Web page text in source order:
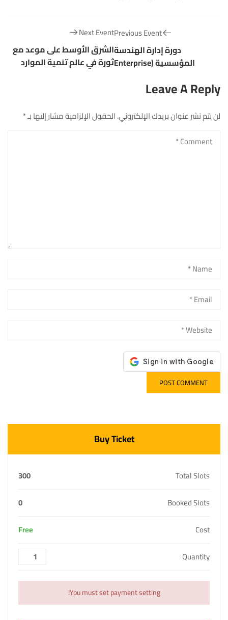
Previous Event
دورة إدارة الهندسة
المؤسسية (Enterprise
Next Event
الشرق الأوسط على موعد مع
ثورة في عالم تنمية الموارد
Leave A Reply
لن يتم نشر عنوان بريدك الإلكتروني.الحقول الإلزامية مشار إليها بـ*
Buy Ticket
Total Slots
300
Booked Slots
0
Cost
Free
Quantity
You must set payment setting!